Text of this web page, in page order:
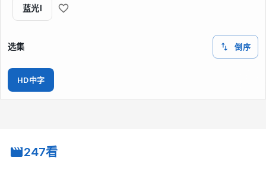
蓝光I
选集 倒序
HD中字
247看